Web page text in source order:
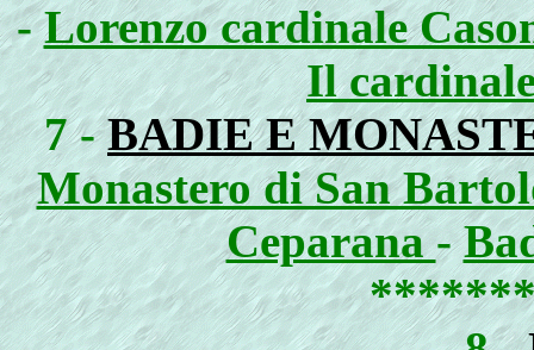
-Lorenzo cardinale
Il
7 -BADIE E
Monastero di San
Ceparana-